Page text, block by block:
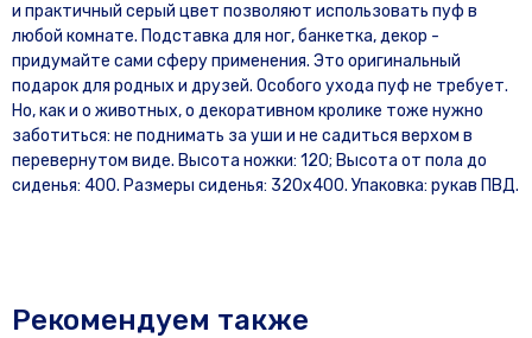
и практичный серый цвет позволяют использовать пуф в
любой комнате. Подставка для ног, банкетка, декор -
придумайте сами сферу применения. Это оригинальный
подарок для родных и друзей. Особого ухода пуф не требует.
Но, как и о животных, о декоративном кролике тоже нужно
заботиться: не поднимать за уши и не садиться верхом в
перевернутом виде. Высота ножки: 120; Высота от пола до
сиденья: 400. Размеры сиденья: 320х400. Упаковка: рукав ПВД.
Рекомендуем также